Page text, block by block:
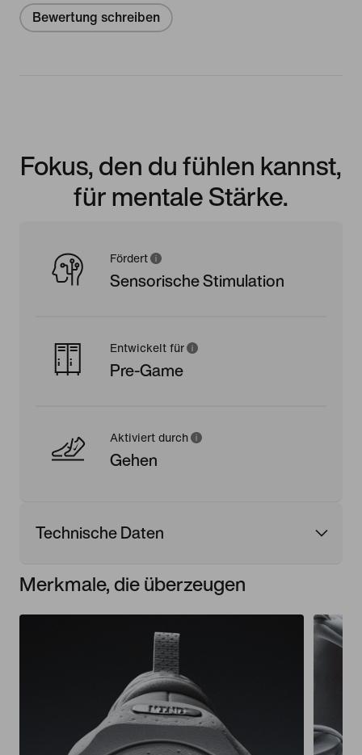
Bewertung schreiben
Fokus, den du fühlen kannst,
für mentale Stärke.
Fördert
Sensorische Stimulation
Entwickelt für
Pre-Game
Aktiviert durch
Gehen
Technische Daten
Merkmale, die überzeugen